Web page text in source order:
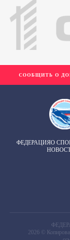
ФЕДЕРАЦИЯО
СООБЩИТЬ О
2026 ©